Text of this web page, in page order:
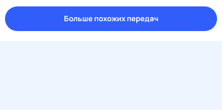
Больше похожих передач